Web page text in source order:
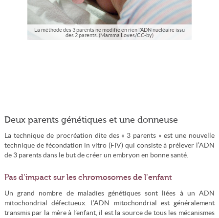
La méthode des 3 parents ne modifie en rien l’ADN nucléaire issu
des 2 parents. (Mamma Loves/CC-by)
Deux parents génétiques et une donneuse
La technique de procréation dite des « 3 parents » est une nouvelle
technique de fécondation in vitro (FIV) qui consiste à prélever l’ADN
de 3 parents dans le but de créer un embryon en bonne santé.
Pas d’impact sur les chromosomes de l’enfant
Un grand nombre de maladies génétiques sont liées à un ADN
mitochondrial défectueux. L’ADN mitochondrial est généralement
transmis par la mère à l’enfant, il est la source de tous les mécanismes